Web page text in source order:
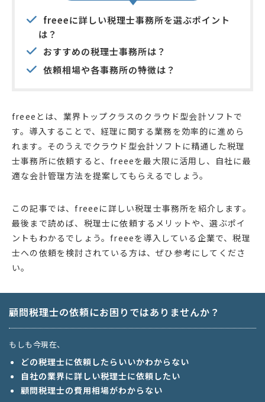
freeeに詳しい税理士事務所を選ぶポイント
は？
おすすめの税理士事務所は？
依頼相場や各事務所の特徴は？
freeeとは、業界トップクラスのクラウド型会計ソフトで
す。導入することで、経理に関する業務を効率的に進めら
れます。そのうえでクラウド型会計ソフトに精通した税理
士事務所に依頼すると、freeeを最大限に活用し、自社に最
適な会計管理方法を提案してもらえるでしょう。
この記事では、freeeに詳しい税理士事務所を紹介します。
最後まで読めば、税理士に依頼するメリットや、選ぶポイ
ントもわかるでしょう。freeeを導入している企業で、税理
士への依頼を検討されている方は、ぜひ参考にしてくださ
い。
顧問税理士の依頼にお困りではありませんか？
もしも今現在、
どの税理士に依頼したらいいかわからない
自社の業界に詳しい税理士に依頼したい
顧問税理士の費用相場がわからない